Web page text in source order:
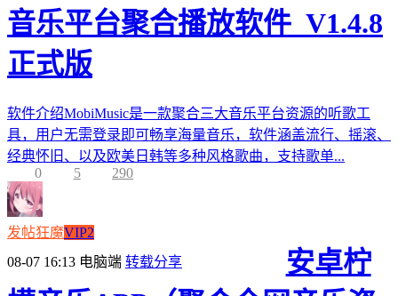
音乐平台聚合播放软件_V1.4.8
正式版
软件介绍MobiMusic是一款聚合三大音乐平台资源的听歌工
具，用户无需登录即可畅享海量音乐，软件涵盖流行、摇滚、
经典怀旧、以及欧美日韩等多种风格歌曲，支持歌单...
0
5 290
发帖狂魔VIP2
08-07 16:13 电脑端 转载分享
安卓柠